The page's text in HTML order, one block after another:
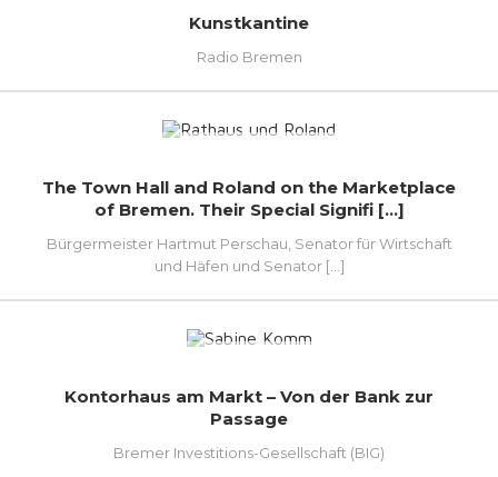
Kunstkantine
Radio Bremen
The Town Hall and Roland on the Marketplace
of Bremen. Their Special Signifi [...]
Bürgermeister Hartmut Perschau, Senator für Wirtschaft
und Häfen und Senator [...]
Kontorhaus am Markt – Von der Bank zur
Passage
Bremer Investitions-Gesellschaft (BIG)